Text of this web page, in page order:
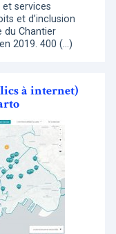
services
et d’inclusion
du Chantier
2019. 400 (…)
à internet)